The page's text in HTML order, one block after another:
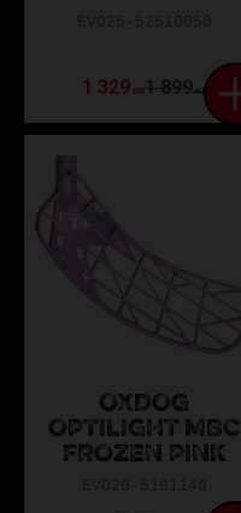
1 329KR1 899KR
OXDOG
OPTILIGHT MBC
FROZEN PINK